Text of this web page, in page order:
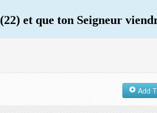
(22) et que ton Seigneur